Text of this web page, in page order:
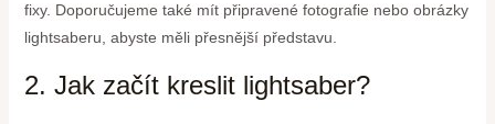
fixy. Doporučujeme také mít připravené fotografie nebo obrázky
lightsaberu, abyste měli přesnější představu.
2. Jak začít kreslit lightsaber?